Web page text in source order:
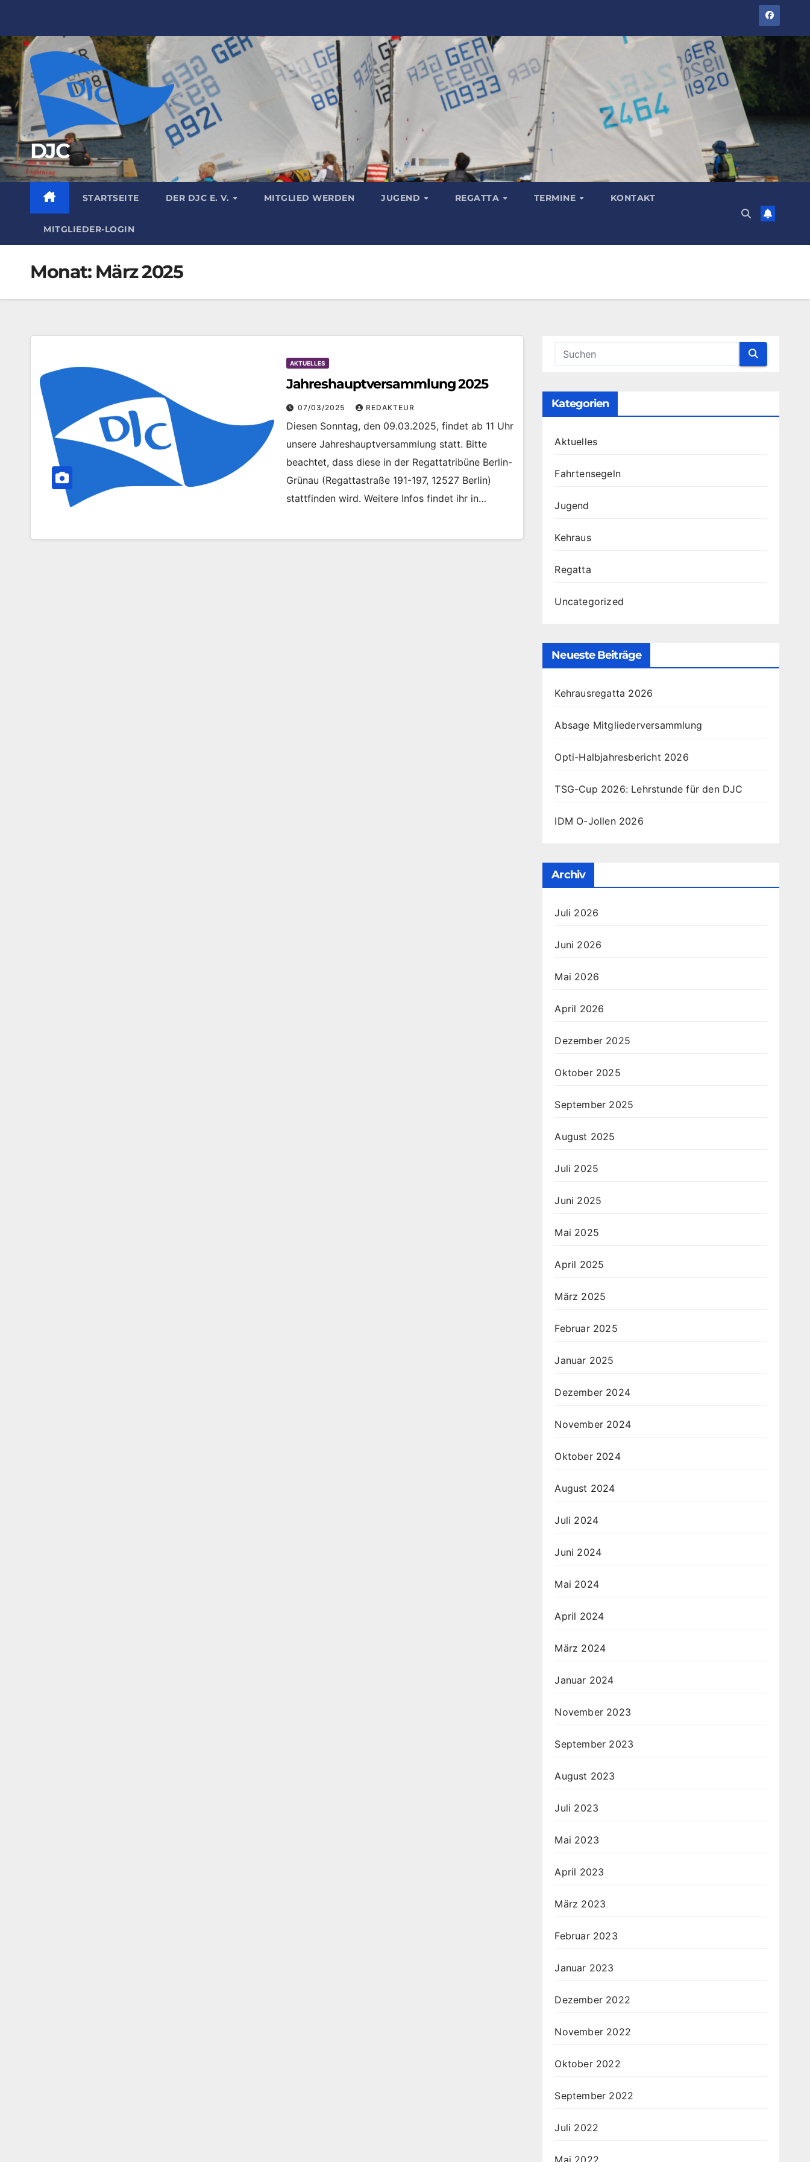
springen
DJC
STARTSEITE DER DJC E. V. MITGLIED WERDEN JUGEND REGATTA TERMINE KONTAKT
MITGLIEDER-LOGIN
Monat: März 2025
AKTUELLES
Jahreshauptversammlung 2025
07/03/2025 REDAKTEUR
Diesen Sonntag, den 09.03.2025, findet ab 11 Uhr
unsere Jahreshauptversammlung statt. Bitte
beachtet, dass diese in der Regattatribüne Berlin-
Grünau (Regattastraße 191-197, 12527 Berlin)
stattfinden wird. Weitere Infos findet ihr in…
Kategorien
Aktuelles
Fahrtensegeln
Jugend
Kehraus
Regatta
Uncategorized
Neueste Beiträge
Kehrausregatta 2026
Absage Mitgliederversammlung
Opti-Halbjahresbericht 2026
TSG-Cup 2026: Lehrstunde für den DJC
IDM O-Jollen 2026
Archiv
Juli 2026
Juni 2026
Mai 2026
April 2026
Dezember 2025
Oktober 2025
September 2025
August 2025
Juli 2025
Juni 2025
Mai 2025
April 2025
März 2025
Februar 2025
Januar 2025
Dezember 2024
November 2024
Oktober 2024
August 2024
Juli 2024
Juni 2024
Mai 2024
April 2024
März 2024
Januar 2024
November 2023
September 2023
August 2023
Juli 2023
Mai 2023
April 2023
März 2023
Februar 2023
Januar 2023
Dezember 2022
November 2022
Oktober 2022
September 2022
Juli 2022
Mai 2022